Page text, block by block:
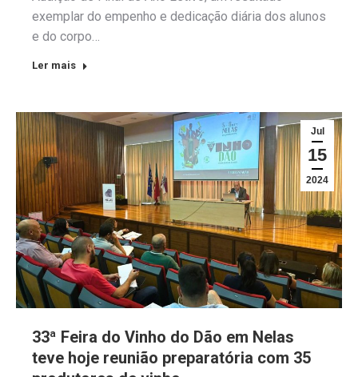
exemplar do empenho e dedicação diária dos alunos
e do corpo…
Ler mais
Jul
15
2024
33ª Feira do Vinho do Dão em Nelas
teve hoje reunião preparatória com 35